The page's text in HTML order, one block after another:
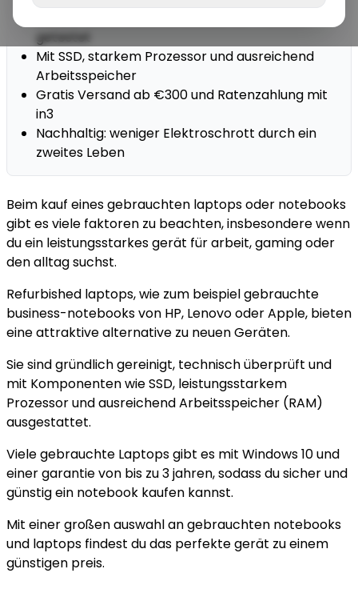
getestet
Mit SSD, starkem Prozessor und ausreichend
Arbeitsspeicher
Gratis Versand ab €300 und Ratenzahlung mit
in3
Nachhaltig: weniger Elektroschrott durch ein
zweites Leben
Beim kauf eines gebrauchten laptops oder notebooks
gibt es viele faktoren zu beachten, insbesondere wenn
du ein leistungsstarkes gerät für arbeit, gaming oder
den alltag suchst.
Refurbished laptops, wie zum beispiel gebrauchte
business-notebooks von HP, LenovooderApple, bieten
eine attraktive alternative zu neuen Geräten.
Sie sind gründlich gereinigt, technisch überprüft und
mit Komponenten wie SSD, leistungsstarkem
Prozessor und ausreichendArbeitsspeicher (RAM)
ausgestattet.
Viele gebrauchte Laptops gibt es mit Windows 10 und
einer garantie von bis zu 3 jahren, sodass du sicher und
günstig ein notebook kaufen kannst.
Mit einer großen auswahl an gebrauchten notebooks
und laptops findest du das perfekte gerät zu einem
günstigen preis.